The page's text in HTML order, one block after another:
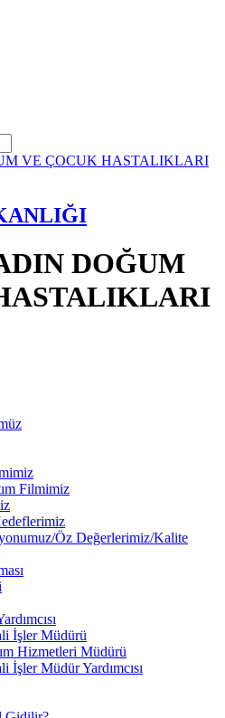
DOĞUM
Filmimiz
Öz Değerlerimiz/Kalite
İşler Müdürü
Hizmetleri Müdürü
İşler Müdür Yardımcısı